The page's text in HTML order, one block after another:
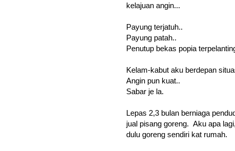
kelajuan angin...
Payung terjatuh..
Payung patah..
Penutup bekas popia
Kelam-kabut aku berdepan
Angin pun kuat..
Sabar je la.
Lepas 2,3 bulan berniaga
jual pisang goreng. Aku apa
dulu goreng sendiri kat rumah.